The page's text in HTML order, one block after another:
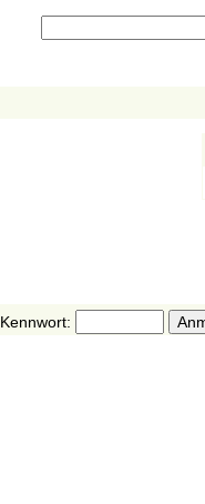
Kennwort: